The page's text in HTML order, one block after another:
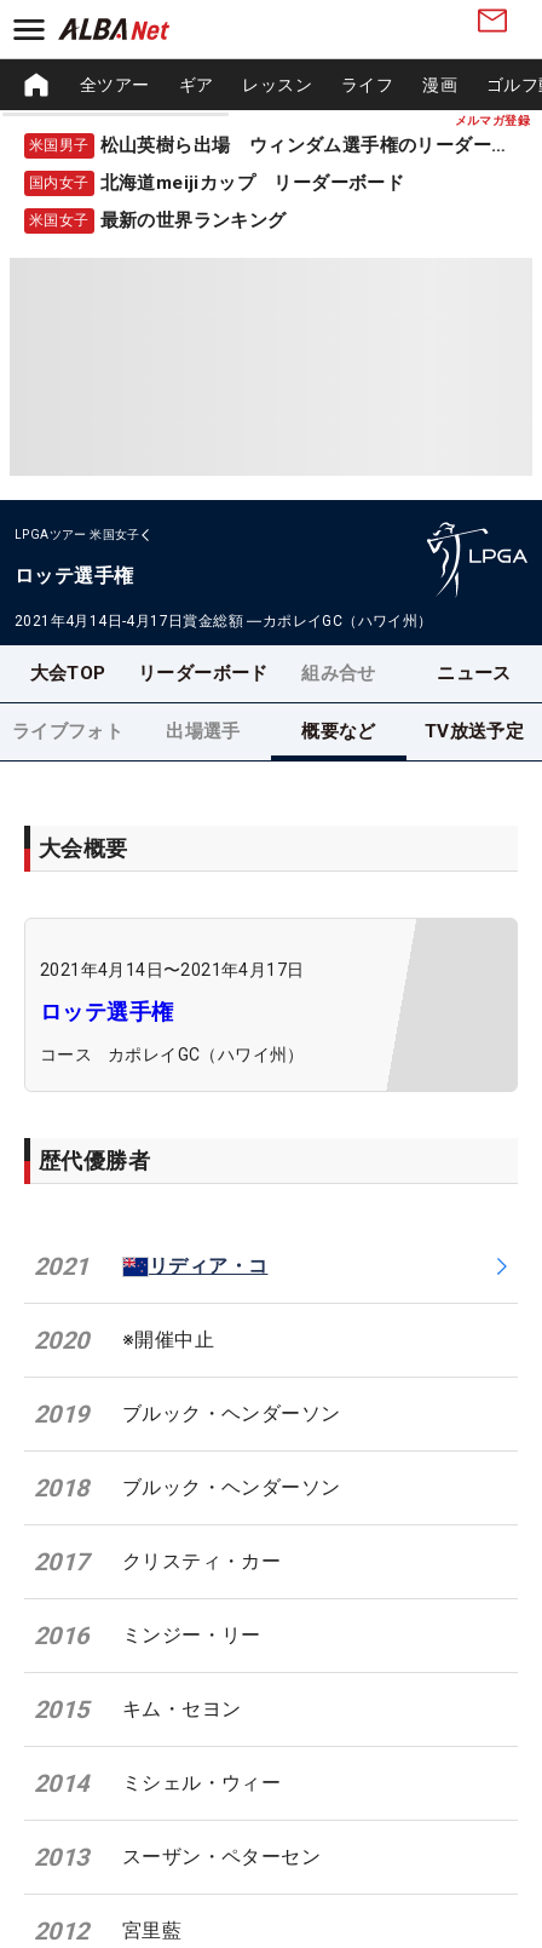
メルマガ登録
全ツアー ギア レッスン ライフ 漫画 ゴル
米国男子 松山英樹ら出場 ウィンダム選手権のリーダーボード
国内女子 北海道meijiカップ リーダーボード
米国女子 最新の世界ランキング
LPGAツアー 米国女子
ロッテ選手権
2021年4月14日-4月17日賞金総額 ―カポレイGC（ハワイ州）
大会TOP リーダーボード 組み合せ ニュース
ライブフォト 出場選手 概要など TV放送予定
大会概要
2021年4月14日〜2021年4月17日
ロッテ選手権
コース カポレイGC（ハワイ州）
歴代優勝者
2021 リディア・コ
2020 ※開催中止
2019 ブルック・ヘンダーソン
2018 ブルック・ヘンダーソン
2017 クリスティ・カー
2016 ミンジー・リー
2015 キム・セヨン
2014 ミシェル・ウィー
2013 スーザン・ペターセン
2012 宮里藍